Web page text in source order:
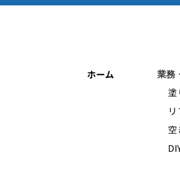
ホーム 業務
塗
リ
空